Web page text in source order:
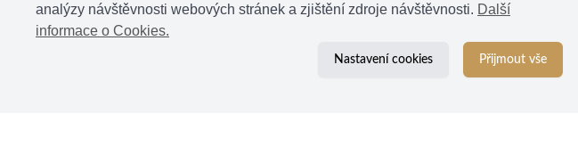
analýzy návštěvnosti webových stránek a zjištění zdroje návštěvnosti. Další
informace o Cookies.
Nastavení cookies Přijmout vše